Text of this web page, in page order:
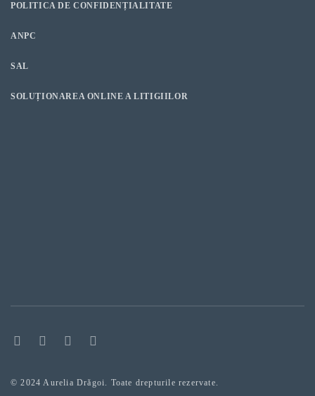
POLITICA DE CONFIDENȚIALITATE
ANPC
SAL
SOLUȚIONAREA ONLINE A LITIGIILOR
© 2024 Aurelia Drăgoi. Toate drepturile rezervate.